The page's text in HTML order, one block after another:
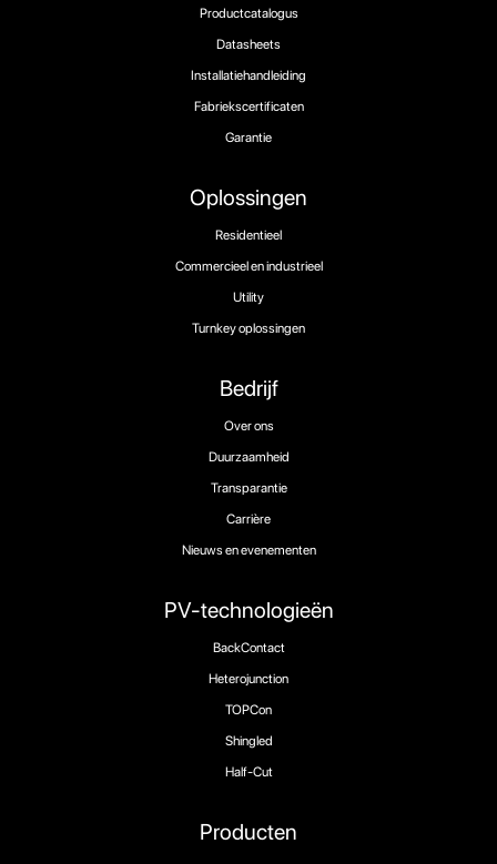
Producten
PV-technologieën
BackContact
Heterojunction
TOPCon
Shingled
Half-Cut
Bedrijf
Over ons
Duurzaamheid
Transparantie
Carrière
Nieuws en evenementen
Oplossingen
Residentieel
Commercieel en industrieel
Utility
Turnkey oplossingen
Productcatalogus
Datasheets
Installatiehandleiding
Fabriekscertificaten
Garantie